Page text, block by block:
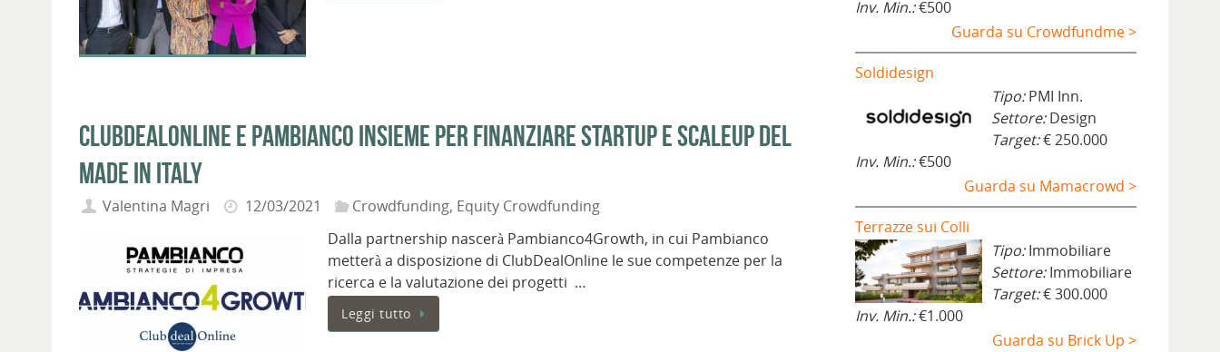
ClubDealOnline e Pambianco insieme per finanziare startup e scaleup del
made in Italy
Valentina Magri 12/03/2021 Crowdfunding, Equity Crowdfunding
Dalla partnership nascerà Pambianco4Growth, in cui Pambianco
metterà a disposizione di ClubDealOnline le sue competenze per la
ricerca e la valutazione dei progetti …
Leggi tutto
Inv. Min.:€500
Guarda su Crowdfundme >
Soldidesign
Tipo:PMI Inn.
Settore:Design
Target:€ 250.000
Inv. Min.:€500
Guarda su Mamacrowd >
Terrazze sui Colli
Tipo:Immobiliare
Settore:Immobiliare
Target:€ 300.000
Inv. Min.:€1.000
Guarda su Brick Up >